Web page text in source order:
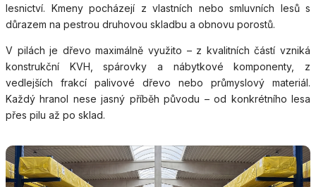
lesnictví. Kmeny pocházejí z vlastních nebo smluvních lesů s
důrazem na pestrou druhovou skladbu a obnovu porostů.
V pilách je dřevo maximálně využito – z kvalitních částí vzniká
konstrukční KVH, spárovky a nábytkové komponenty, z
vedlejších frakcí palivové dřevo nebo průmyslový materiál.
Každý hranol nese jasný příběh původu – od konkrétního lesa
přes pilu až po sklad.